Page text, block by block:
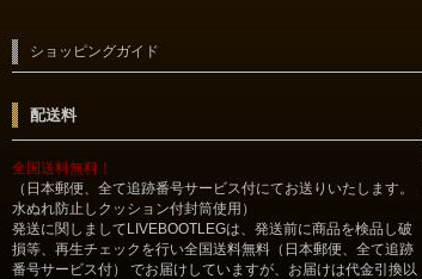
ショッピングガイド
配送料
全国送料無料！
（日本郵便、全て追跡番号サービス付にてお送りいたします。
水ぬれ防止しクッション付封筒使用）
発送に関しましてLIVEBOOTLEGは、発送前に商品を検品し破
損等、再生チェックを行い全国送料無料（日本郵便、全て追跡
番号サービス付） でお届けしていますが、お届けは代金引換以